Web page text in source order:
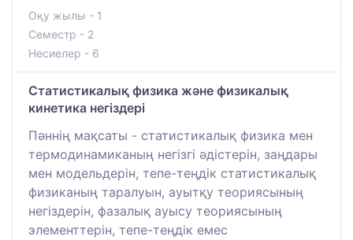
Оқу жылы - 1
Семестр - 2
Несиелер - 6
Статистикалық физика және физикалық
кинетика негіздері
Пәннің мақсаты - статистикалық физика мен
термодинамиканың негізгі әдістерін, заңдары
мен модельдерін, тепе-теңдік статистикалық
физиканың таралуын, ауытқу теориясының
негіздерін, фазалық ауысу теориясының
элементтерін, тепе-теңдік емес